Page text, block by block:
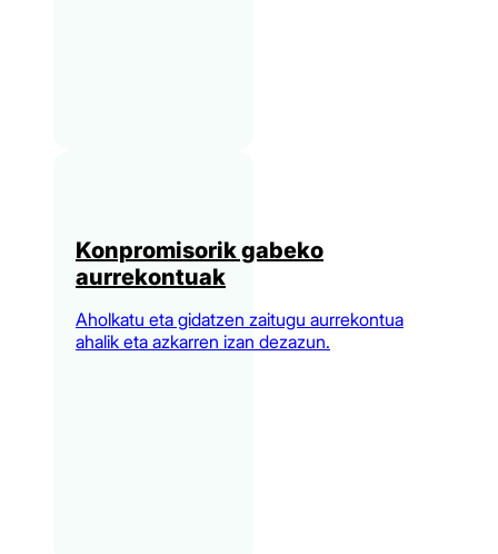
Konpromisorik gabeko
aurrekontuak
Aholkatu eta gidatzen zaitugu aurrekontua
ahalik eta azkarren izan dezazun.